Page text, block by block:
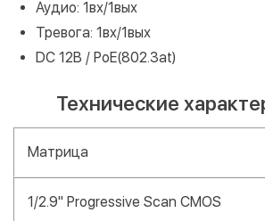
Аудио: 1вх/1вых
Тревога: 1вх/1вых
DC 12В / PoE(802.3at)
Технические
Матрица
1/2.9" Progressive Scan CMOS